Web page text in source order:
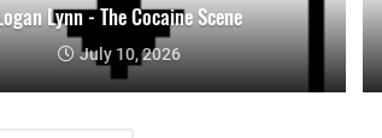
Lynn - The Cocaine Scene
July 10, 2026